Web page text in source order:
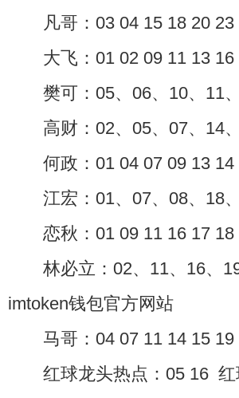
凡哥：03 04 15 18 20 23
大飞：01 02 09 11 13 16
樊可：05、06、10、11、
高财：02、05、07、14、
何政：01 04 07 09 13 14
江宏：01、07、08、18、
恋秋：01 09 11 16 17 18
林必立：02、11、16、19
imtoken钱包官方网站
马哥：04 07 11 14 15 19
红球龙头热点：05 16 红